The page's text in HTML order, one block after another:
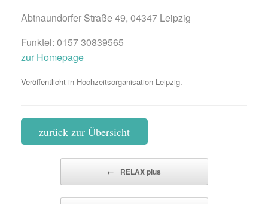
Abtnaundorfer Straße 49, 04347 Leipzig
Funktel: 0157 30839565
zur Homepage
Veröffentlicht in Hochzeitsorganisation Leipzig.
zurück zur Übersicht
← RELAX plus